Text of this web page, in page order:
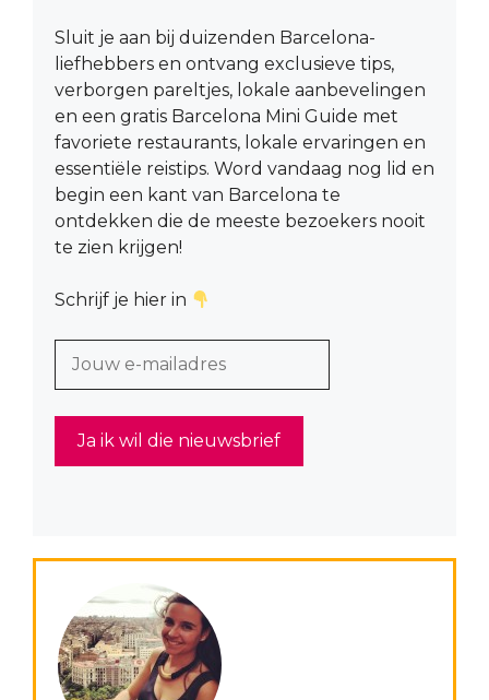
Sluit je aan bij duizenden Barcelona-
liefhebbers en ontvang exclusieve tips,
verborgen pareltjes, lokale aanbevelingen
en een gratis Barcelona Mini Guide met
favoriete restaurants, lokale ervaringen en
essentiële reistips. Word vandaag nog lid en
begin een kant van Barcelona te
ontdekken die de meeste bezoekers nooit
te zien krijgen!
Schrijf je hier in